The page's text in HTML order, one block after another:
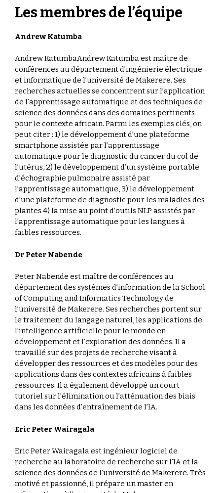
Les membres de l’équipe
Andrew Katumba
Andrew KatumbaAndrew Katumba est maître de
conférences au département d’ingénierie électrique
et informatique de l’université de Makerere. Ses
recherches actuelles se concentrent sur l’application
de l’apprentissage automatique et des techniques de
science des données dans des domaines pertinents
pour le contexte africain. Parmi les exemples clés, on
peut citer : 1) le développement d’une plateforme
smartphone assistée par l’apprentissage
automatique pour le diagnostic du cancer du col de
l’utérus, 2) le développement d’un système portable
d’échographie pulmonaire assisté par
l’apprentissage automatique, 3) le développement
d’une plateforme de diagnostic pour les maladies des
plantes 4) la mise au point d’outils NLP assistés par
l’apprentissage automatique pour les langues à
faibles ressources.
Dr Peter Nabende
Peter Nabende est maître de conférences au
département des systèmes d’information de la School
of Computing and Informatics Technology de
l’université de Makerere. Ses recherches portent sur
le traitement du langage naturel, les applications de
l’intelligence artificielle pour le monde en
développement et l’exploration des données. Il a
travaillé sur des projets de recherche visant à
développer des ressources et des modèles pour des
applications dans des contextes africains à faibles
ressources. Il a également développé un court
tutoriel sur l’élimination ou l’atténuation des biais
dans les données d’entraînement de l’IA.
Eric Peter Wairagala
Eric Peter Wairagala est ingénieur logiciel de
recherche au laboratoire de recherche sur l’IA et la
science des données de l’université de Makerere. Très
motivé et passionné, il prépare un master en